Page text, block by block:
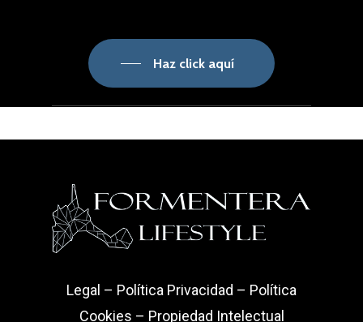
Haz click aquí
Legal – Política Privacidad – Política
Cookies – Propiedad Intelectual